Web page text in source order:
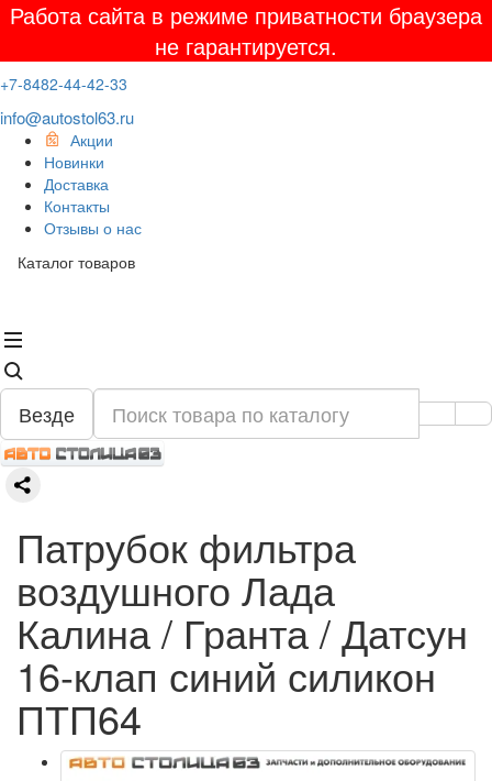
Работа сайта в режиме приватности браузера
не гарантируется.
+7-8482-44-42-33
info@autostol63.ru
Акции
Новинки
Доставка
Контакты
Отзывы о нас
Каталог товаров
Везде
Патрубок фильтра
воздушного Лада
Калина / Гранта / Датсун
16-клап синий силикон
ПТП64